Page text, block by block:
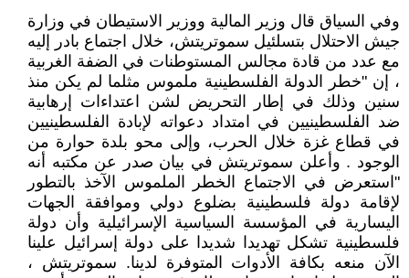
وفي السياق قال وزير المالية ووزير الاستيطان في وزارة
جيش الاحتلال بتسلئيل سموتريتش، خلال اجتماع بادر إليه
مع عدد من قادة مجالس المستوطنات في الضفة الغربية
، إن "خطر الدولة الفلسطينية ملموس مثلما لم يكن منذ
سنين وذلك في إطار التحريض لشن اعتداءات إرهابية
ضد الفلسطينيين في امتداد دعواته لإبادة الفلسطينيين
في قطاع غزة خلال الحرب، وإلى محو بلدة حوارة من
الوجود . وأعلن سموتريتش في بيان صدر عن مكتبه أنه
"استعرض في الاجتماع الخطر الملموس الآخذ بالتطور
لإقامة دولة فلسطينية بضلوع دولي وموافقة الجهات
اليسارية في المؤسسة السياسية الإسرائيلية وأن دولة
فلسطينية تشكل تهديدا شديدا على دولة إسرائيل علينا
الآن منعه بكافة الأدوات المتوفرة لدينا. سموتريتش ،